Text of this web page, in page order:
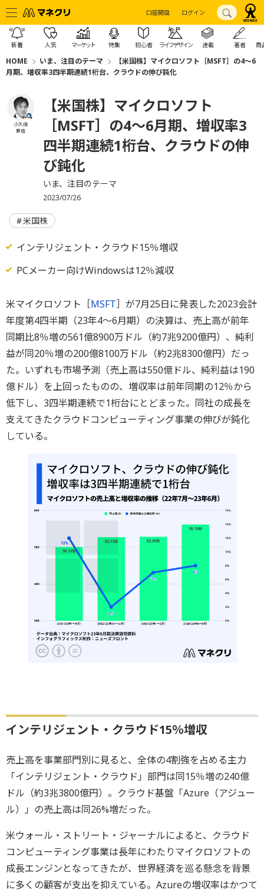
口座開設 ログイン
新着 人気 マーケット 特集 初心者 ライフデザイン 連載 著者 商
HOME いま、注目のテーマ
【米国株】マイクロソフト［MSFT］の4～6
月期、増収率3四半期連続1桁台、クラウドの伸び鈍化
小久保
重信
【米国株】マイクロソフト
［MSFT］の4～6月期、増収率3
四半期連続1桁台、クラウドの伸
び鈍化
いま、注目のテーマ
2023/07/26
米国株
インテリジェント・クラウド15％増収
PCメーカー向けWindowsは12％減収
米マイクロソフト［MSFT］が7月25日に発表した2023会計
年度第4四半期（23年4〜6月期）の決算は、売上高が前年
同期比8％増の561億8900万ドル（約7兆9200億円）、純利
益が同20％増の200億8100万ドル（約2兆8300億円）だっ
た。いずれも市場予測（売上高は550億ドル、純利益は190
億ドル）を上回ったものの、増収率は前年同期の12％から
低下し、3四半期連続で1桁台にとどまった。同社の成長を
支えてきたクラウドコンピューティング事業の伸びが鈍化
している。
インテリジェント・クラウド15％増収
売上高を事業部門別に見ると、全体の4割強を占める主力
「インテリジェント・クラウド」部門は同15％増の240億
ドル（約3兆3800億円）。クラウド基盤「Azure（アジュー
ル）」の売上高は同26%増だった。
米ウォール・ストリート・ジャーナルによると、クラウド
コンピューティング事業は長年にわたりマイクロソフトの
成長エンジンとなってきたが、世界経済を巡る懸念を背景
に多くの顧客が支出を抑えている。Azureの増収率はかつて